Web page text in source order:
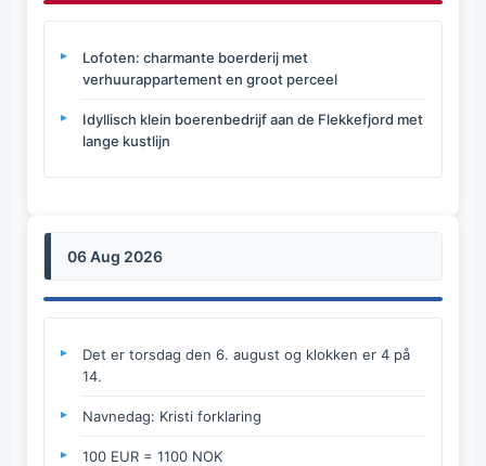
Lofoten: charmante boerderij met
verhuurappartement en groot perceel
Idyllisch klein boerenbedrijf aan de Flekkefjord met
lange kustlijn
06 Aug 2026
Det er torsdag den 6. august og klokken er 4 på
14.
Navnedag: Kristi forklaring
100 EUR = 1100 NOK